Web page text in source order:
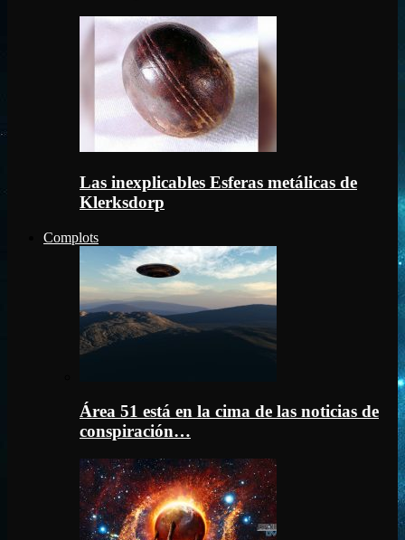
Las inexplicables Esferas metálicas de
Klerksdorp
Complots
Área 51 está en la cima de las noticias de
conspiración…